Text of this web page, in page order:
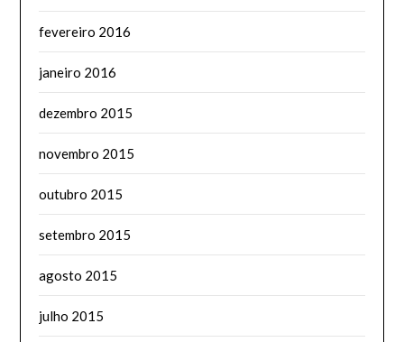
fevereiro 2016
janeiro 2016
dezembro 2015
novembro 2015
outubro 2015
setembro 2015
agosto 2015
julho 2015